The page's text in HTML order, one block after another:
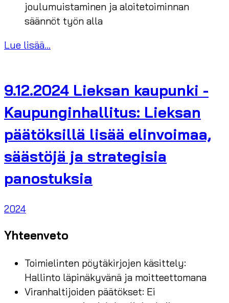
joulumuistaminen ja aloitetoiminnan
säännöt työn alla
Lue lisää...
9.12.2024 Lieksan kaupunki -
Kaupunginhallitus: Lieksan
päätöksillä lisää elinvoimaa,
säästöjä ja strategisia
panostuksia
2024
Yhteenveto
Toimielinten pöytäkirjojen käsittely:
Hallinto läpinäkyvänä ja moitteettomana
Viranhaltijoiden päätökset: Ei